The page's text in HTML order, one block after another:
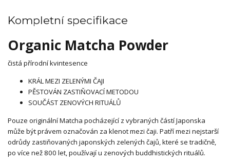
Kompletní specifikace
Organic Matcha Powder
čistá přírodní kvintesence
KRÁL MEZI ZELENÝMI ČAJI
PĚSTOVÁN ZASTIŇOVACÍ METODOU
SOUČÁST ZENOVÝCH RITUÁLŮ
Pouze originální Matcha pocházející z vybraných částí Japonska
může být právem označován za klenot mezi čaji. Patří mezi nejstarší
odrůdy zastiňovaných japonských zelených čajů, které se tradičně,
po více než 800 let, používají u zenových buddhistických rituálů.